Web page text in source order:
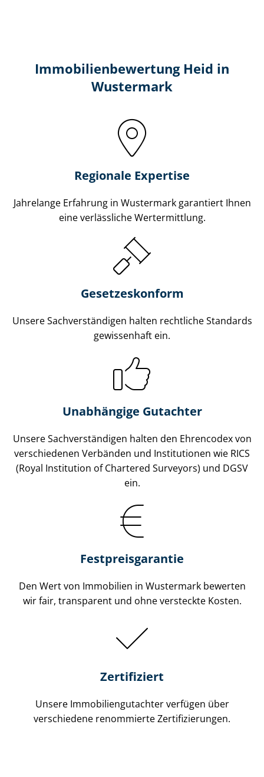
Immobilien­bewertung Heid in
Wustermark
Regionale Expertise
Jahrelange Erfahrung in Wustermark garantiert Ihnen
eine verlässliche Wertermittlung.
Gesetzes­konform
Unsere Sach­ver­stän­di­gen halten rechtliche Standards
gewissenhaft ein.
Unabhängige Gutachter
Unsere Sach­ver­stän­di­gen halten den Ehrencodex von
verschiedenen Verbänden und Institutionen wie RICS
(Royal Institution of Chartered Surveyors) und DGSV
ein.
Festpreis​garantie
Den Wert von Immobilien in Wustermark bewerten
wir fair, transparent und ohne versteckte Kosten.
Zertifiziert
Unsere Immobilien­gutachter verfügen über
verschiedene renommierte Zer­ti­fi­zie­run­gen.